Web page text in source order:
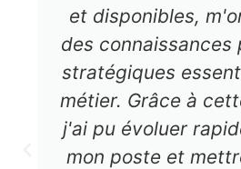
et disponibles,
des
stratégiques
métier. Grâce à
j'ai pu évoluer
mon poste et